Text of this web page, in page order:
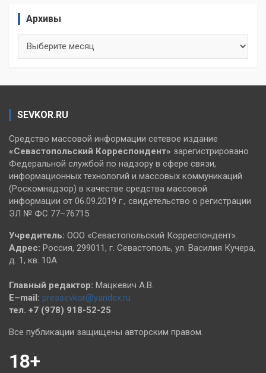
Архивы
SEVKOR.RU
Средство массовой информации сетевое издание
«Севастопольский Корреспондент» зарегистрировано
Федеральной службой по надзору в сфере связи,
информационных технологий и массовых коммуникаций
(Роскомнадзор) в качестве средства массовой
информации от 06.09.2019 г., свидетельство о регистрации
ЭЛ № ФС 77–76715
Учредитель: ООО «Севастопольский Корреспондент».
Адрес: Россия, 299011, г. Севастополь, ул. Василия Кучера,
д. 1, кв. 10А
Главный редактор: Мацкевич А.В.
E–mail: pressevkor@yandex.ru
тел. +7 (978) 918-52-25
Все публикации защищены авторским правом.
18+